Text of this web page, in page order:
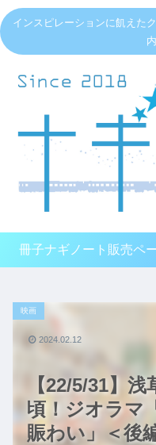
インスピレーションに飢えた
冊子ナギノート販売ペ
【22/5/31】
頃！ジオラマ
賑わい」＜後
映画
2024.02.12